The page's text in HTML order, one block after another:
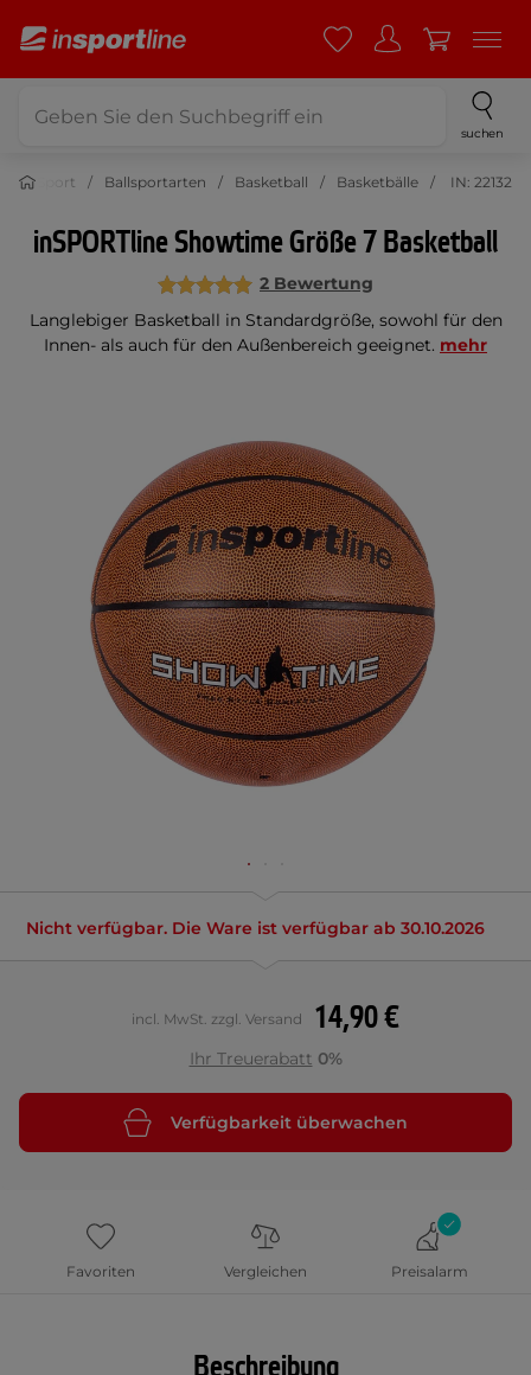
suchen
Sport Ballsportarten Basketball Basketbälle IN: 22132
inSPORTline Showtime Größe 7 Basketball
2 Bewertung
Langlebiger Basketball in Standardgröße, sowohl für den
Innen- als auch für den Außenbereich geeignet. mehr
Nicht verfügbar. Die Ware ist verfügbar ab 30.10.2026
14,90 €
incl. MwSt. zzgl. Versand
Ihr Treuerabatt 0%
Verfügbarkeit überwachen
Favoriten Vergleichen Preisalarm